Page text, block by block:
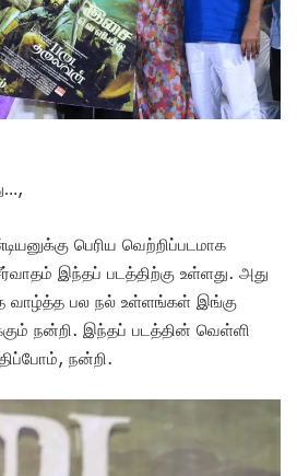
பெரிய வெற்றிப்படமாக
இந்தப் படத்திற்கு உள்ளது. அது
வாழ்த்த பல நல் உள்ளங்கள் இங்கு
நன்றி. இந்தப் படத்தின் வெள்ளி
நன்றி.